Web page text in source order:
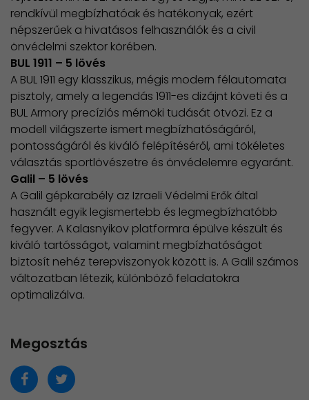
rendkívül megbízhatóak és hatékonyak, ezért
népszerűek a hivatásos felhasználók és a civil
önvédelmi szektor körében.
BUL 1911 – 5 lövés
A BUL 1911 egy klasszikus, mégis modern félautomata
pisztoly, amely a legendás 1911-es dizájnt követi és a
BUL Armory precíziós mérnöki tudását ötvözi. Ez a
modell világszerte ismert megbízhatóságáról,
pontosságáról és kiváló felépítéséről, ami tökéletes
választás sportlövészetre és önvédelemre egyaránt.
Galil – 5 lövés
A Galil gépkarabély az Izraeli Védelmi Erők által
használt egyik legismertebb és legmegbízhatóbb
fegyver. A Kalasnyikov platformra épülve készült és
kiváló tartósságot, valamint megbízhatóságot
biztosít nehéz terepviszonyok között is. A Galil számos
változatban létezik, különböző feladatokra
optimalizálva.
Megosztás